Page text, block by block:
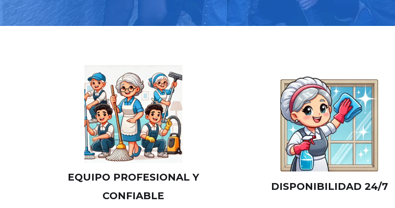
EQUIPO PROFESIONAL Y
CONFIABLE
DISPONIBILIDAD 24/7